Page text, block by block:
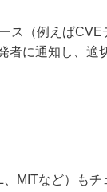
ス（例えば
に通知し、適
MITなど）も